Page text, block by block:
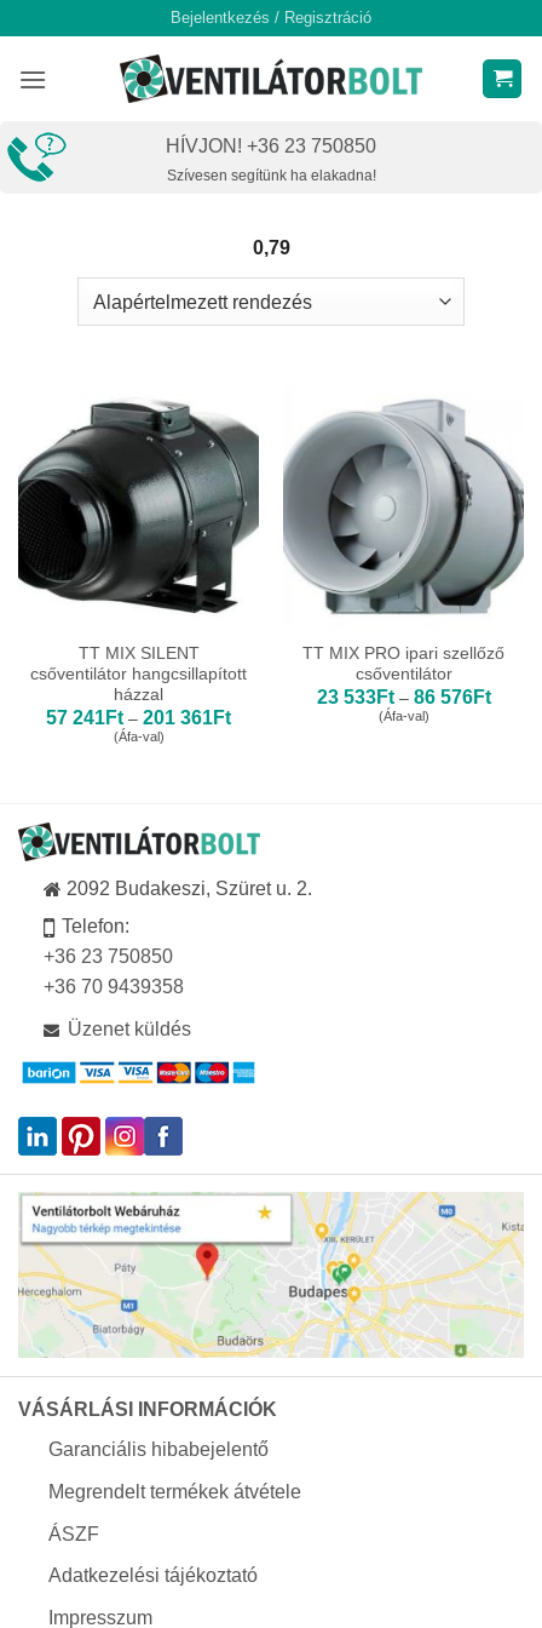
content
Bejelentkezés / Regisztráció
HÍVJON! +36 23 750850
Szívesen segítünk ha elakadna!
0,79
TT MIX SILENT
csőventilátor hangcsillapított
házzal
57 241Ft – 201 361FtÁrtartomány:
(Áfa-val)
TT MIX PRO ipari szellőző
csőventilátor
23 533Ft – 86 576Ft
(Áfa-val)
2092 Budakeszi, Szüret u. 2.
Telefon:
+36 23 750850
+36 70 9439358
Üzenet küldés
VÁSÁRLÁSI INFORMÁCIÓK
Garanciális hibabejelentő
Megrendelt termékek átvétele
ÁSZF
Adatkezelési tájékoztató
Impresszum